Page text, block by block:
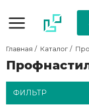
Главная Каталог
ФИЛЬТР